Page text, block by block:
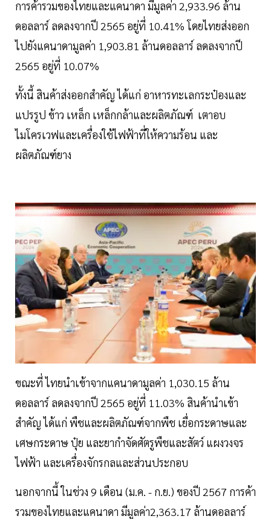
การค้ารวมของไทยและแคนาดา มีมูลค่า 2,933.96 ล้าน
ดอลลาร์ ลดลงจากปี 2565 อยู่ที่ 10.41% โดยไทยส่งออก
ไปยังแคนาดามูลค่า 1,903.81 ล้านดอลลาร์ ลดลงจากปี
2565 อยู่ที่ 10.07%
ทั้งนี้ สินค้าส่งออกสำคัญ ได้แก่ อาหารทะเลกระป๋องและ
แปรรูป ข้าว เหล็ก เหล็กกล้าและผลิตภัณฑ์ เตาอบ
ไมโครเวฟและเครื่องใช้ไฟฟ้าที่ให้ความร้อน และ
ผลิตภัณฑ์ยาง
ขณะที่ ไทยนำเข้าจากแคนาดามูลค่า 1,030.15 ล้าน
ดอลลาร์ ลดลงจากปี 2565 อยู่ที่ 11.03% สินค้านำเข้า
สำคัญ ได้แก่ พืชและผลิตภัณฑ์จากพืช เยื่อกระดาษและ
เศษกระดาษ ปุ๋ย และยากำจัดศัตรูพืชและสัตว์ แผงวงจร
ไฟฟ้า และเครื่องจักรกลและส่วนประกอบ
นอกจากนี้ ในช่วง 9 เดือน (ม.ค. - ก.ย.) ของปี 2567 การค้า
รวมของไทยและแคนาดา มีมูลค่า2,363.17 ล้านดอลลาร์